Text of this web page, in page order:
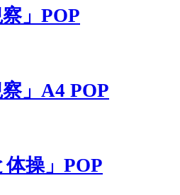
」POP
察」A4 POP
体操」POP